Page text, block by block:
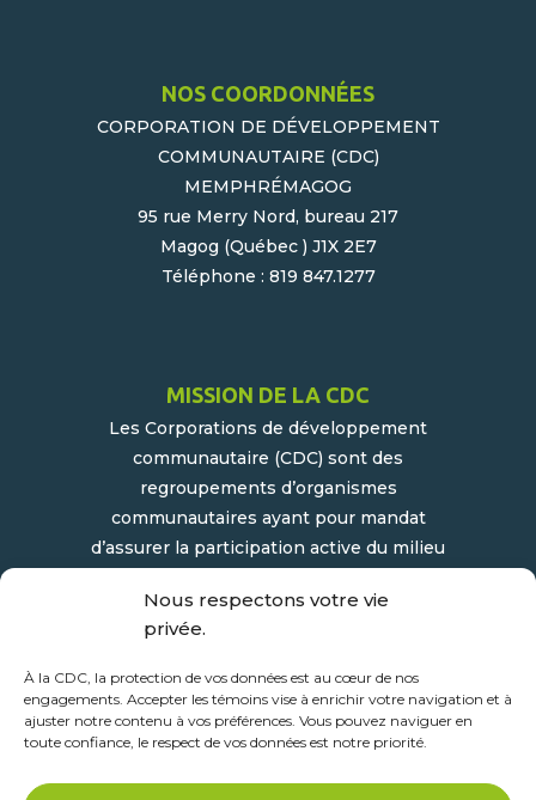
Nous respectons votre vie
privée.
À la CDC, la protection de vos données est au cœur de nos
engagements. Accepter les témoins vise à enrichir votre navigation et à
ajuster notre contenu à vos préférences. Vous pouvez naviguer en
toute confiance, le respect de vos données est notre priorité.
NOS COORDONNÉES
CORPORATION DE DÉVELOPPEMENT
COMMUNAUTAIRE (CDC)
MEMPHRÉMAGOG
95 rue Merry Nord, bureau 217
Magog (Québec ) J1X 2E7
Téléphone : 819 847.1277
MISSION DE LA CDC
Les Corporations de développement
communautaire (CDC) sont des
regroupements d’organismes
communautaires ayant pour mandat
d’assurer la participation active du milieu
développement socioéconomique de leur